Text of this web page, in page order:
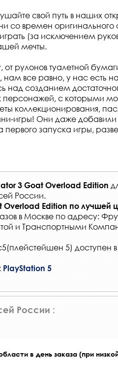
свой путь в наших
со времен оригинального
(за исключением
мечты.
от рулонов туалетной
все равно, у нас есть
над созданием
персонажей, с которыми
коллекционирования,
игры! Они даже добавили
запуска игры,
3 Goat Overload Edition
России.
Overload Edition по лучшей
в Москве по адресу:
и Транспортными
5) доступен
PlayStation 5
России :
в день заказа (при низкой